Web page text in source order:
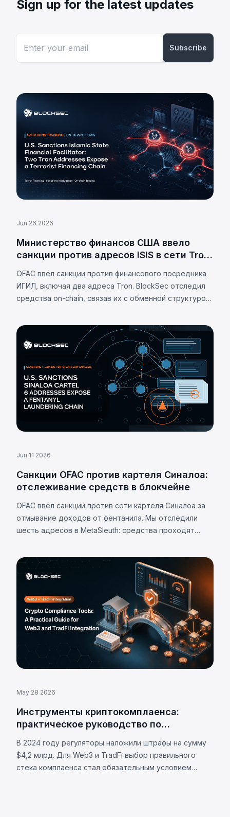
Sign up for the latest updates
Subscribe
Jun 26 2026
Министерство финансов США ввело
санкции против адресов ISIS в сети Tron
финансирования терроризма
OFAC ввёл санкции против финансового посредника
ИГИЛ, включая два адреса Tron. BlockSec отследил
средства on-chain, связав их с обменной структурой,
Jun 11 2026
Санкции OFAC против картеля Синалоа:
отслеживание средств в блокчейне
OFAC ввёл санкции против сети картеля Синалоа за
отмывание доходов от фентанила. Мы отследили
шесть адресов в MetaSleuth: средства проходят
централизованных бирж.
May 28 2026
Инструменты криптокомплаенса:
практическое руководство по
В 2024 году регуляторы наложили штрафы на сумму
$4,2 млрд. Для Web3 и TradFi выбор правильного
стека комплаенса стал обязательным условием